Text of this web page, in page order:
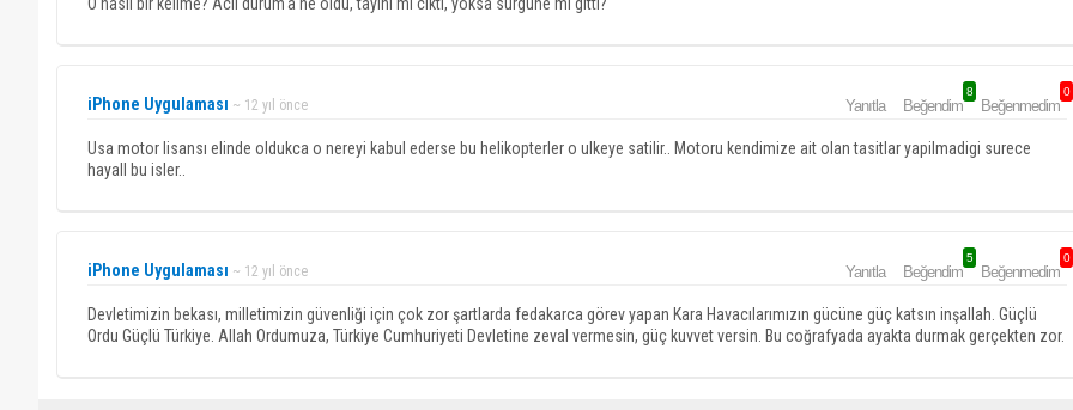
iPhone Uygulaması ~ 12 yıl önce Yanıtla Beğendim
8
Beğenmedim
0
Usa motor lisansı elinde oldukca o nereyi kabul ederse bu helikopterler o ulkeye satilir.. Motoru kendimize ait olan tasitlar yapilmadigi surece
hayall bu isler..
iPhone Uygulaması ~ 12 yıl önce Yanıtla Beğendim
5
Beğenmedim
0
Devletimizin bekası, milletimizin güvenliği için çok zor şartlarda fedakarca görev yapan Kara Havacılarımızın gücüne güç katsın inşallah. Güçlü
Ordu Güçlü Türkiye. Allah Ordumuza, Türkiye Cumhuriyeti Devletine zeval vermesin, güç kuvvet versin. Bu coğrafyada ayakta durmak gerçekten zor.